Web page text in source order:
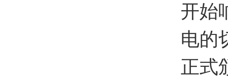
开始
电的
正式